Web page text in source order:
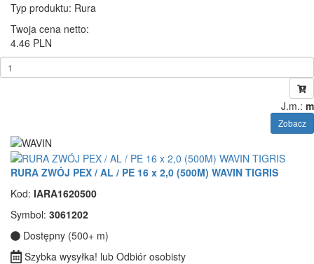
Typ produktu: Rura
Twoja cena netto:
4.46 PLN
J.m.: m
Zobacz
RURA ZWÓJ PEX / AL / PE 16 x 2,0 (500M) WAVIN TIGRIS
Kod: IARA1620500
Symbol: 3061202
Dostępny (500+ m)
Szybka wysyłka! lub Odbiór osobisty